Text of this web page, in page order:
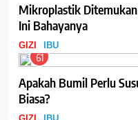
Mikroplastik
Ini Bahayanya
GIZI IBU
61
Apakah Bumil Perlu
Biasa?